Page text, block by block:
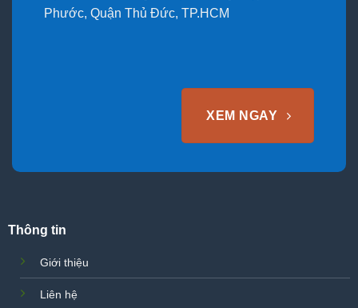
Phước, Quận Thủ Đức, TP.HCM
XEM NGAY
Thông tin
Giới thiệu
Liên hệ